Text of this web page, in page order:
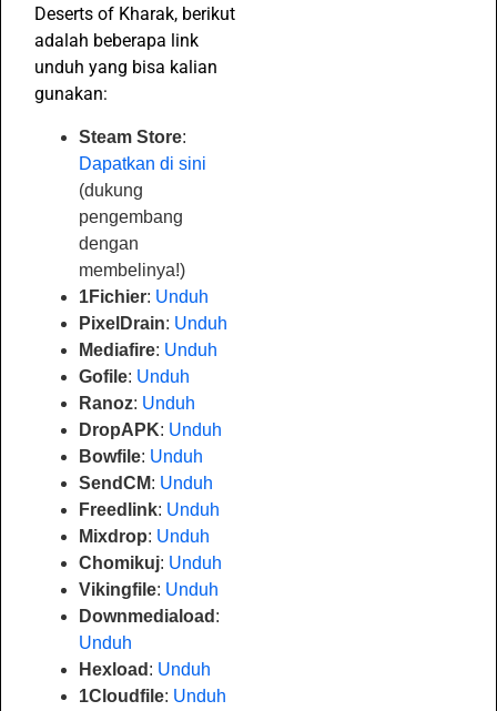
Deserts of Kharak, berikut
adalah beberapa link
unduh yang bisa kalian
gunakan:
Steam Store:
Dapatkan di sini
(dukung
pengembang
dengan
membelinya!)
1Fichier: Unduh
PixelDrain: Unduh
Mediafire: Unduh
Gofile: Unduh
Ranoz: Unduh
DropAPK: Unduh
Bowfile: Unduh
SendCM: Unduh
Freedlink: Unduh
Mixdrop: Unduh
Chomikuj: Unduh
Vikingfile: Unduh
Downmediaload :
Unduh
Hexload : Unduh
1Cloudfile: Unduh